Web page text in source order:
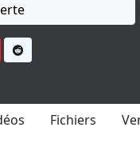
sur Twitter
Partager sur Pinterest
Fichiers